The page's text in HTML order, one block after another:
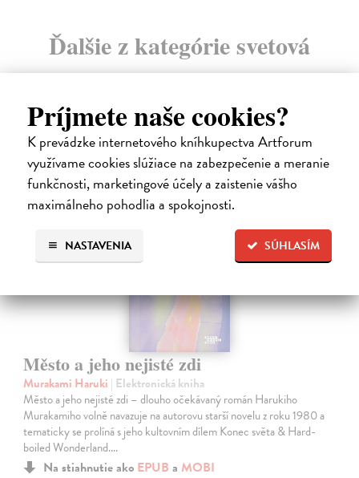
Príjmete naše cookies?
K prevádzke internetového kníhkupectva Artforum
využívame cookies slúžiace na zabezpečenie a meranie
funkčnosti, marketingové účely a zaistenie vášho
maximálneho pohodlia a spokojnosti.
SÚHLASÍM
NASTAVENIA
Ďalšie z kategórie svetová
beletria
E-KNIHA
Město a jeho nejisté zdi
Murakami Haruki | Elektronická kniha
Město a jeho nejisté zdi – dlouho očekávaný román Harukiho
Murakamiho volně navazuje na autorovu starší novelu z roku 1980 a
tematicky se prolíná s jeho kultovním dílem Konec světa & Hard-
boiled Wonderland.…
Na stiahnutie ako EPUB a MOBI